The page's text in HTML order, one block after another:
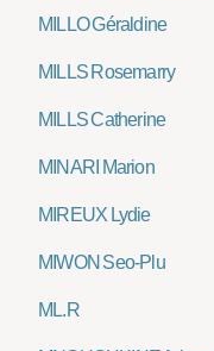
MILLO Géraldine
MILLS Rosemarry
MILLS Catherine
MINARI Marion
MIREUX Lydie
MIWON Seo-Plu
ML.R